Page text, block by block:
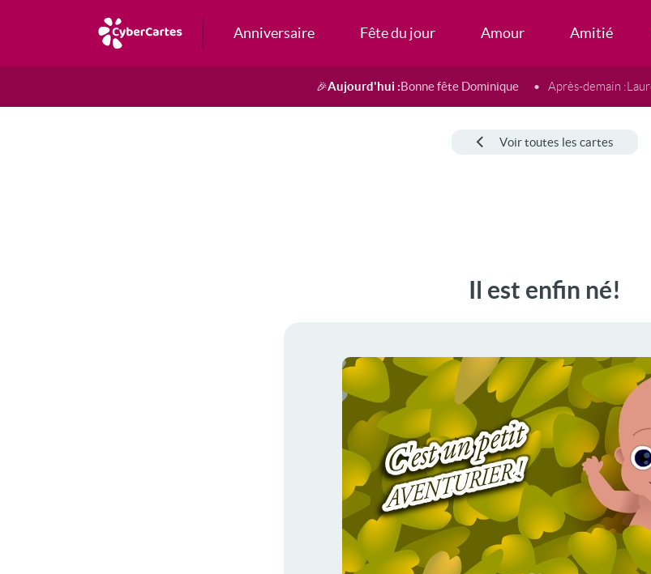
Anniversaire Fête du jour Amour Amitié
🎉Aujourd'hui :Bonne fête Dominique Après-demain :
Voir toutes les cartes
Il est enfin né!